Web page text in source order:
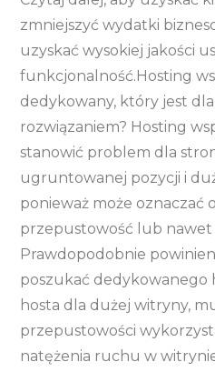
zmniejszyć wydatki
uzyskać wysokiej jakości
funkcjonalność.Hosting
dedykowany, który jest
rozwiązaniem? Hosting
stanowić problem dla
ugruntowanej pozycji i
ponieważ może oznaczać
przepustowość lub nawet
Prawdopodobnie
poszukać dedykowanego
hosta dla dużej witryny,
przepustowości
natężenia ruchu w